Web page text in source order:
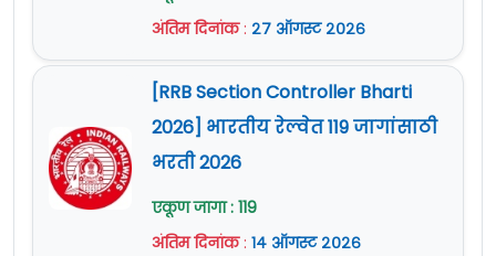
अंतिम दिनांक: २७ ऑगस्ट २०२६
[RRB Section Controller Bharti
2026] भारतीय रेल्वेत 119 जागांसाठी
भरती 2026
एकूण जागा : 119
अंतिम दिनांक: १४ ऑगस्ट २०२६